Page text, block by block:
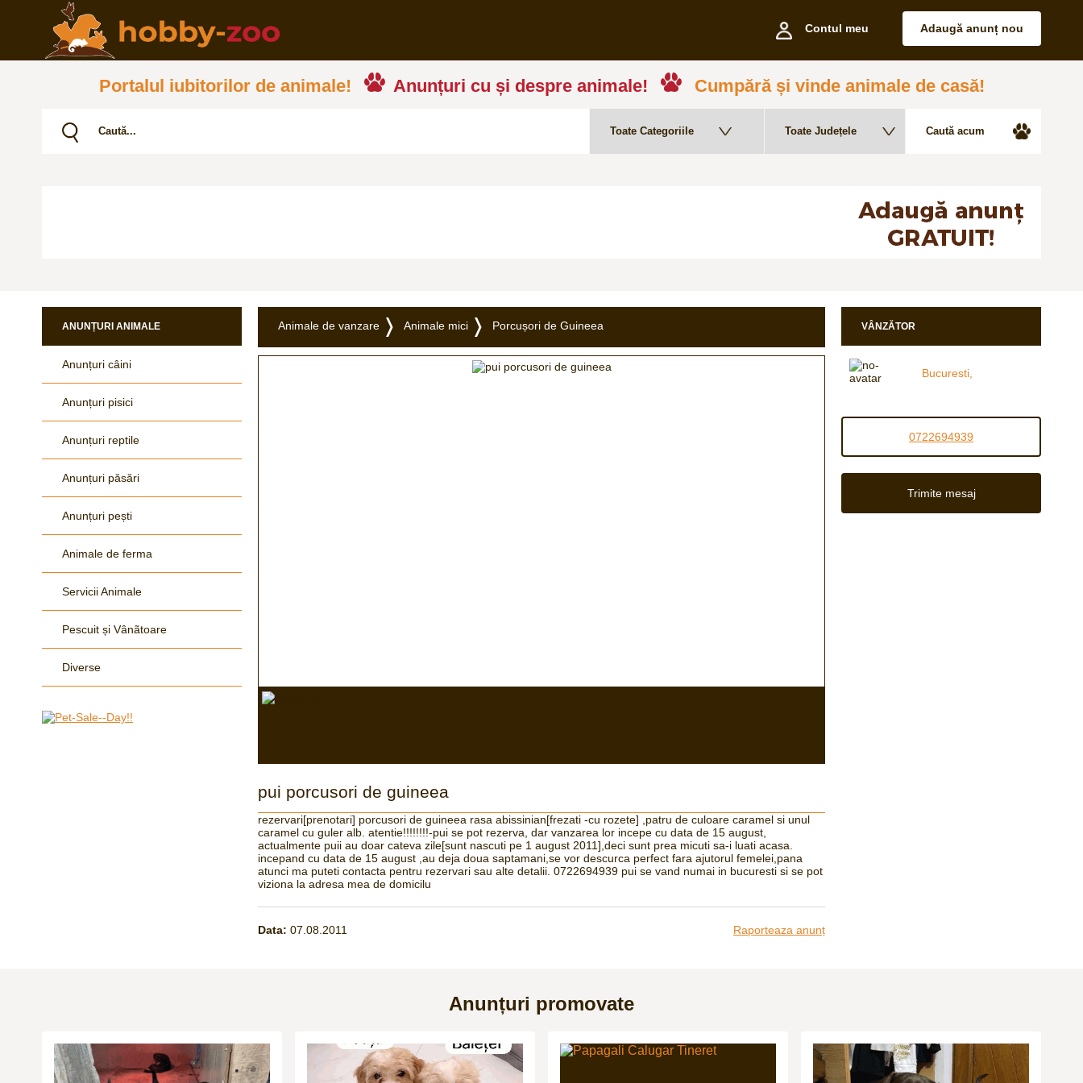
Contul meu Adaugă anunț nou
Portalul iubitorilor de animale! Anunțuri cu și despre animale! Cumpără și vinde animale de casă!
ANUNȚURI ANIMALE
Anunțuri câini
Anunțuri pisici
Anunțuri reptile
Anunțuri păsări
Anunțuri pești
Animale de ferma
Servicii Animale
Pescuit și Vânãtoare
Diverse
Animale de vanzare Animale mici Porcușori de Guineea
pui porcusori de guineea
rezervari[prenotari] porcusori de guineea rasa abissinian[frezati -cu rozete] ,patru de culoare caramel si unul
caramel cu guler alb. atentie!!!!!!!!-pui se pot rezerva, dar vanzarea lor incepe cu data de 15 august,
actualmente puii au doar cateva zile[sunt nascuti pe 1 august 2011],deci sunt prea micuti sa-i luati acasa.
incepand cu data de 15 august ,au deja doua saptamani,se vor descurca perfect fara ajutorul femelei,pana
atunci ma puteti contacta pentru rezervari sau alte detalii. 0722694939 pui se vand numai in bucuresti si se pot
viziona la adresa mea de domicilu
Data: 07.08.2011 Raporteaza anunț
VÂNZĂTOR
Bucuresti,
0722694939
Trimite mesaj
Anunțuri promovate